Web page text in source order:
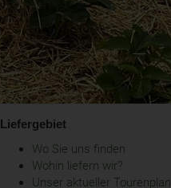
Liefergebiet
Wo Sie uns finden
Wohin liefern wir?
Unser aktueller Tourenplan